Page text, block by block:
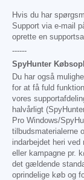
Hvis du har
Support via e-mail
oprette en
------
SpyHunter
Du har også
for at få fuld
vores
halvårligt
Pro Windows/
tilbudsmaterialerne
indarbejdet heri
eller kampagne pr.
det gældende
oprindelige køb og